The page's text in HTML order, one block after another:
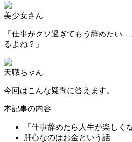
美少女さん
「仕事がクソ過ぎてもう辞めたい
るよね？」
天職ちゃん
今回はこんな疑問に答えます。
本記事の内容
「仕事辞めたら人生が楽しく
肝心なのはお金という話